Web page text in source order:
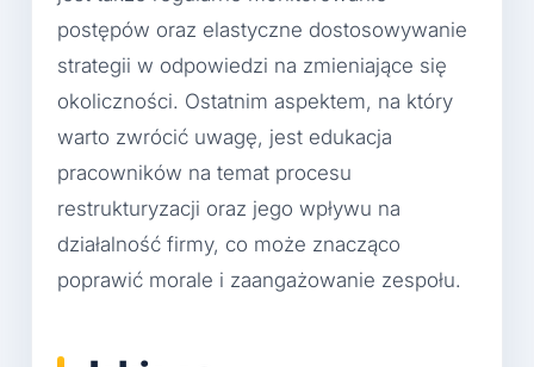
postępów oraz elastyczne dostosowywanie
strategii w odpowiedzi na zmieniające się
okoliczności. Ostatnim aspektem, na który
warto zwrócić uwagę, jest edukacja
pracowników na temat procesu
restrukturyzacji oraz jego wpływu na
działalność firmy, co może znacząco
poprawić morale i zaangażowanie zespołu.